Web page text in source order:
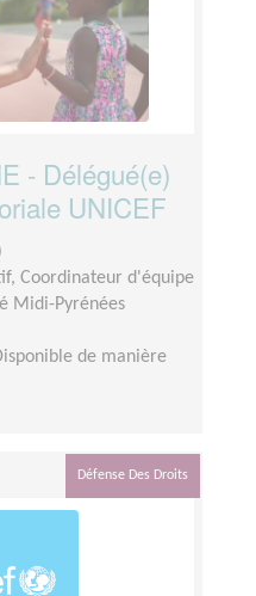
- Délégué(e)
UNICEF
Coordinateur d'équipe
Midi-Pyrénées
de manière
Défense Des Droits